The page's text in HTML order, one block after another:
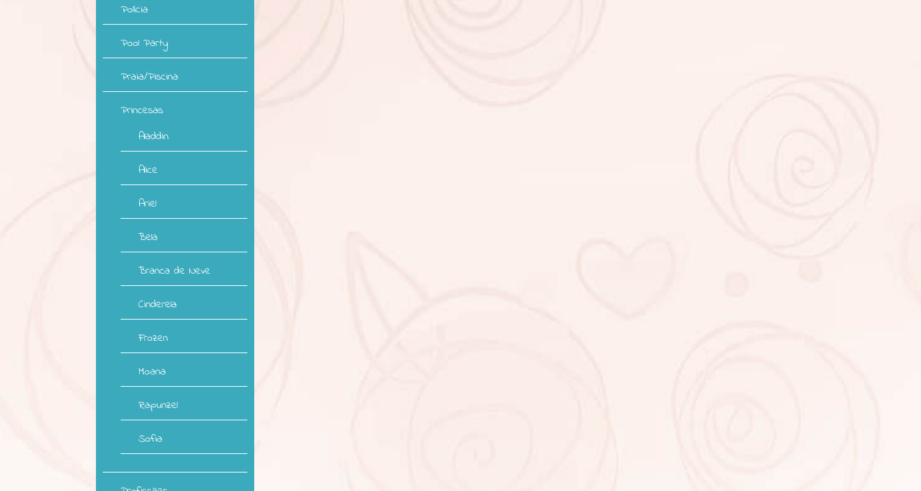
Polícia
Pool Party
Praia/Piscina
Princesas
Aladdin
Alice
Ariel
Bela
Branca de Neve
Cinderela
Frozen
Moana
Rapunzel
Sofia